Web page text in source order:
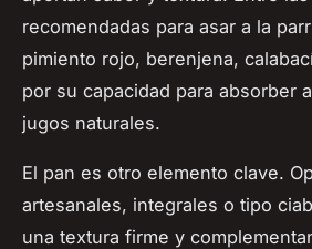
recomendadas para asar a la
pimiento rojo, berenjena,
por su capacidad para absorber
jugos naturales.
El pan es otro elemento clave.
artesanales, integrales o tipo
una textura firme y